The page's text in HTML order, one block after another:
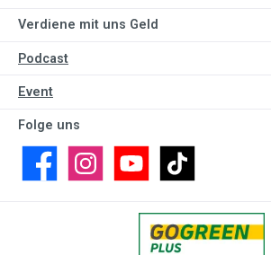
Verdiene mit uns Geld
Podcast
Event
Folge uns
FacebookInstagramYouTubeTikTok